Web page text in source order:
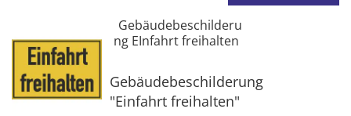
Gebäudebeschilderu
ng EInfahrt freihalten
Gebäudebeschilderung
"Einfahrt freihalten"